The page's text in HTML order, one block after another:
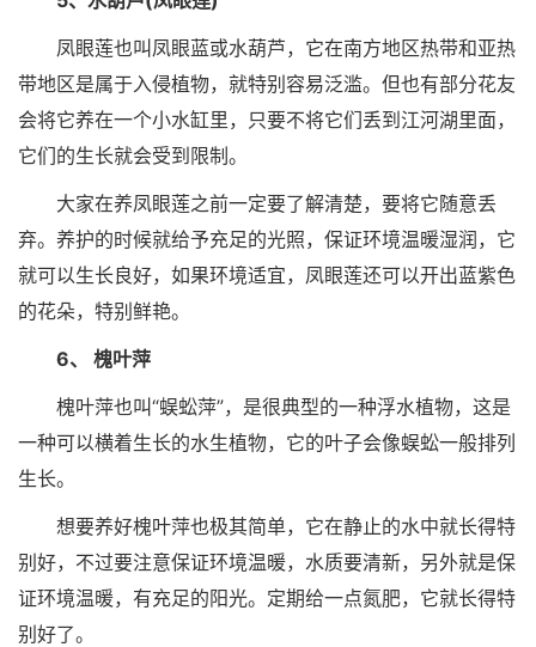
凤眼莲也叫凤眼蓝或水葫芦，它在南方地区热带和亚热
带地区是属于入侵植物，就特别容易泛滥。但也有部分花友
会将它养在一个小水缸里，只要不将它们丢到江河湖里面，
它们的生长就会受到限制。
大家在养凤眼莲之前一定要了解清楚，要将它随意丢
弃。养护的时候就给予充足的光照，保证环境温暖湿润，它
就可以生长良好，如果环境适宜，凤眼莲还可以开出蓝紫色
的花朵，特别鲜艳。
6、 槐叶萍
槐叶萍也叫“蜈蚣萍”，是很典型的一种浮水植物，这是
一种可以横着生长的水生植物，它的叶子会像蜈蚣一般排列
生长。
想要养好槐叶萍也极其简单，它在静止的水中就长得特
别好，不过要注意保证环境温暖，水质要清新，另外就是保
证环境温暖，有充足的阳光。定期给一点氮肥，它就长得特
别好了。